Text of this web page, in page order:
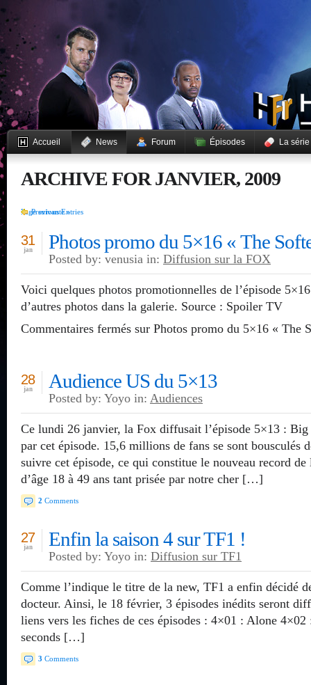
Accueil News Forum Épisodes La série
ARCHIVE FOR JANVIER, 2009
Previous Entries
Page suivante »
Photos promo du 5×16 « The
31
jan
Posted by: venusia in: Diffusion sur la FOX
Voici quelques photos promotionnelles de l’épisode
d’autres photos dans la galerie. Source : Spoiler TV
Commentaires fermés sur Photos promo du 5×16 « The
Audience US du 5×13
28
jan
Posted by: Yoyo in: Audiences
Ce lundi 26 janvier, la Fox diffusait l’épisode 5×13 : Big
par cet épisode. 15,6 millions de fans se sont bousculés
suivre cet épisode, ce qui constitue le nouveau record
d’âge 18 à 49 ans tant prisée par notre cher […]
2 Comments
Enfin la saison 4 sur TF1 !
27
jan
Posted by: Yoyo in: Diffusion sur TF1
Comme l’indique le titre de la new, TF1 a enfin décidé
docteur. Ainsi, le 18 février, 3 épisodes inédits seront
liens vers les fiches de ces épisodes : 4×01 : Alone
seconds […]
3 Comments